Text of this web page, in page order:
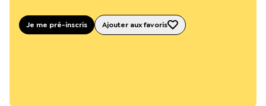
Je me pré-inscris Ajouter aux favoris